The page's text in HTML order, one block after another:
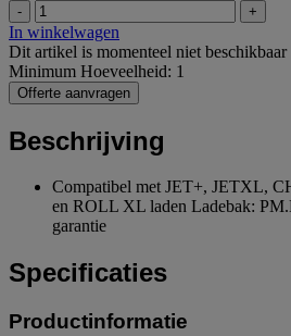
- +
In winkelwagen
Dit artikel is momenteel niet beschikbaar
Minimum Hoeveelheid: 1
Offerte aanvragen
Beschrijving
Compatibel met JET+, JETXL,
en ROLL XL laden Ladebak:
garantie
Specificaties
Productinformatie